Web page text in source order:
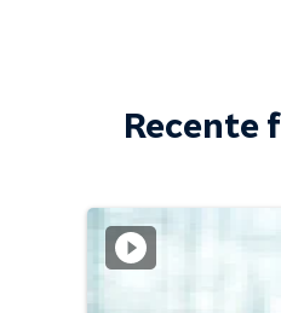
Recente